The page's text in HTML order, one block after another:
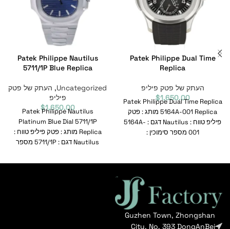
Patek Philippe Dual Time
Replica
העתק של פטק פיליפ
$1,650.00
Patek Philippe Dual Time Replica
5164A-001 Replica מותג : פטק
פיליפ טווח : Nautilus דגם : 5164A-
001 מספר סימוכין :
Patek Philippe Nautilus
5711/1P Blue Replica
Uncategorized
, העתק של פטק
פיליפ
$1,650.00
Patek Philippe Nautilus
Platinum Blue Dial 5711/1P
Replica מותג : פטק פיליפ טווח :
Nautilus דגם : 5711/1P מספר
Guzhen Town, Zhongshan
City, No. 393 DongAnBei